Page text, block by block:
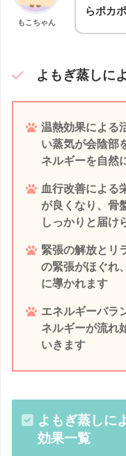
もこちゃん
らポカ
よもぎ蒸しに
温熱効果による
い蒸気が会陰部
ネルギーを自然
血行改善による
が良くなり、骨
しっかりと届け
緊張の解放とリ
の緊張がほぐれ
に導かれます
エネルギーバラ
ネルギーが流れ
いきます
よもぎ蒸しに
効果一覧